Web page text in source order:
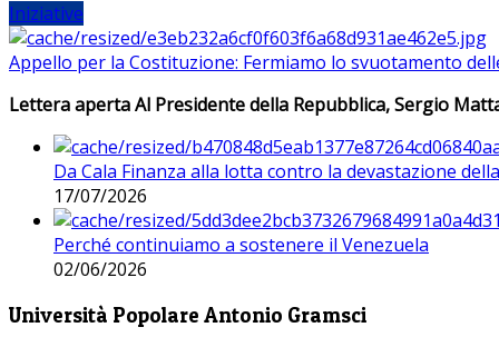
Iniziative
Appello per la Costituzione: Fermiamo lo svuotamento
Lettera aperta Al Presidente della Repubblica, Sergio
Da Cala Finanza alla lotta contro la devastazione
17/07/2026
Perché continuiamo a sostenere il Venezuela
02/06/2026
Università Popolare Antonio Gramsci